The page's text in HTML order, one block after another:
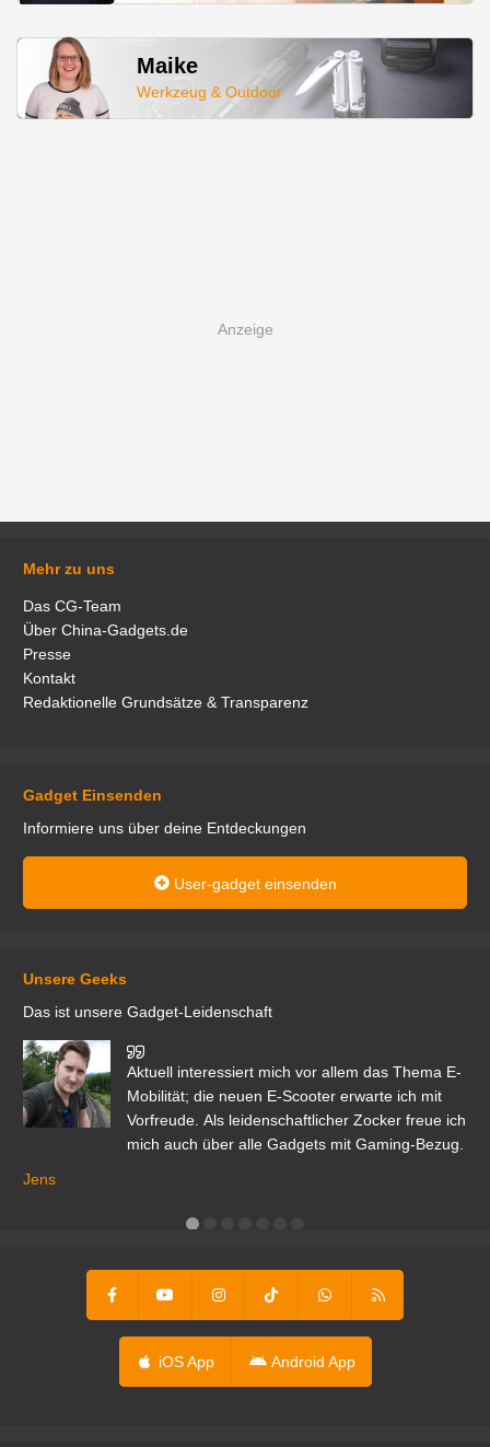
Maike
Werkzeug & Outdoor
Mehr zu uns
Das CG-Team
Über China-Gadgets.de
Presse
Kontakt
Redaktionelle Grundsätze & Transparenz
Gadget Einsenden
Informiere uns über deine Entdeckungen
User-gadget einsenden
Unsere Geeks
Das ist unsere Gadget-Leidenschaft
Aktuell interessiert mich vor allem das Thema E-
Mobilität; die neuen E-Scooter erwarte ich mit
Vorfreude. Als leidenschaftlicher Zocker freue ich
mich auch über alle Gadgets mit Gaming-Bezug.
Jens
iOS App Android App